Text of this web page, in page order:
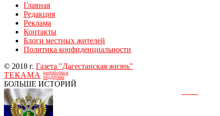
Главная
Редакция
Реклама
Контакты
Блоги местных жителей
Политика конфиденциальности
© 2018 г. Газета "Дагестанская жизнь"
ТЕКАМА
разработка и
поддержка
БОЛЬШЕ ИСТОРИЙ